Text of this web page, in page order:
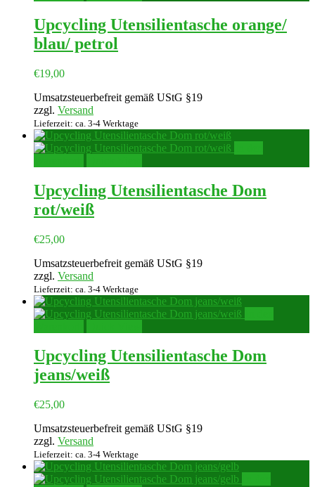
Upcycling Utensilientasche orange/
blau/ petrol
€19,00
Umsatzsteuerbefreit gemäß UStG §19
zzgl. Versand
Lieferzeit: ca. 3-4 Werktage
Upcycling Utensilientasche Dom
rot/weiß
€25,00
Umsatzsteuerbefreit gemäß UStG §19
zzgl. Versand
Lieferzeit: ca. 3-4 Werktage
Upcycling Utensilientasche Dom
jeans/weiß
€25,00
Umsatzsteuerbefreit gemäß UStG §19
zzgl. Versand
Lieferzeit: ca. 3-4 Werktage